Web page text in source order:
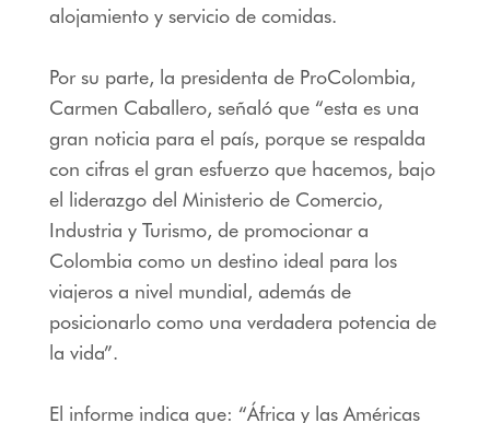
alojamiento y servicio de comidas.
Por su parte, la presidenta de ProColombia,
Carmen Caballero, señaló que “esta es una
gran noticia para el país, porque se respalda
con cifras el gran esfuerzo que hacemos, bajo
el liderazgo del Ministerio de Comercio,
Industria y Turismo, de promocionar a
Colombia como un destino ideal para los
viajeros a nivel mundial, además de
posicionarlo como una verdadera potencia de
la vida”.
El informe indica que: “África y las Américas